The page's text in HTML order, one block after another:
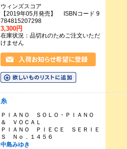
ウィンズスコア
【2019年05月発売】 ISBNコード 9
784815207298
3,300円
在庫状況：品切れのためご注文いただ
けません
糸
ＰＩＡＮＯ ＳＯＬＯ・ＰＩＡＮＯ
＆ ＶＯＣＡＬ
ＰＩＡＮＯ ＰＩＥＣＥ ＳＥＲＩＥ
Ｓ Ｎｏ．１４５６
中島みゆき